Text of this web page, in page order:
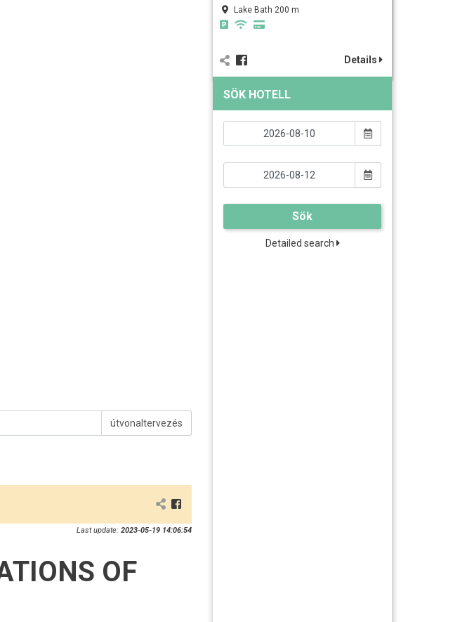
útvonaltervezés
Last update: 2023-05-19 14:06:54
OF
Lake Bath 200 m
Details
SÖK HOTELL
Sök
Detailed search